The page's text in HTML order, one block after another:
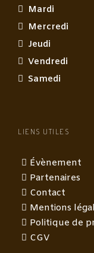
Mardi
Mercredi
Jeudi
Vendredi
Samedi
LIENS UTILES
Évènement
Partenaires
Contact
Mentions
Politique de
CGV